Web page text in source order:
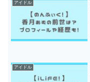
アイドル
アイドル